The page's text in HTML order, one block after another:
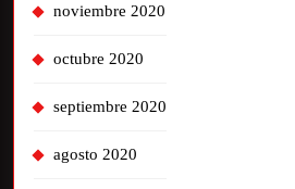
noviembre 2020
octubre 2020
septiembre 2020
agosto 2020